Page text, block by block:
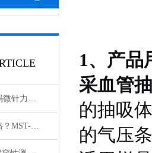
TEX质构分析仪：解码微针力学性能的科技密钥
注射器滑动性能不合格？MST-01活塞摩擦力精准诊断术
1、产品
采血管
的抽吸
的气压